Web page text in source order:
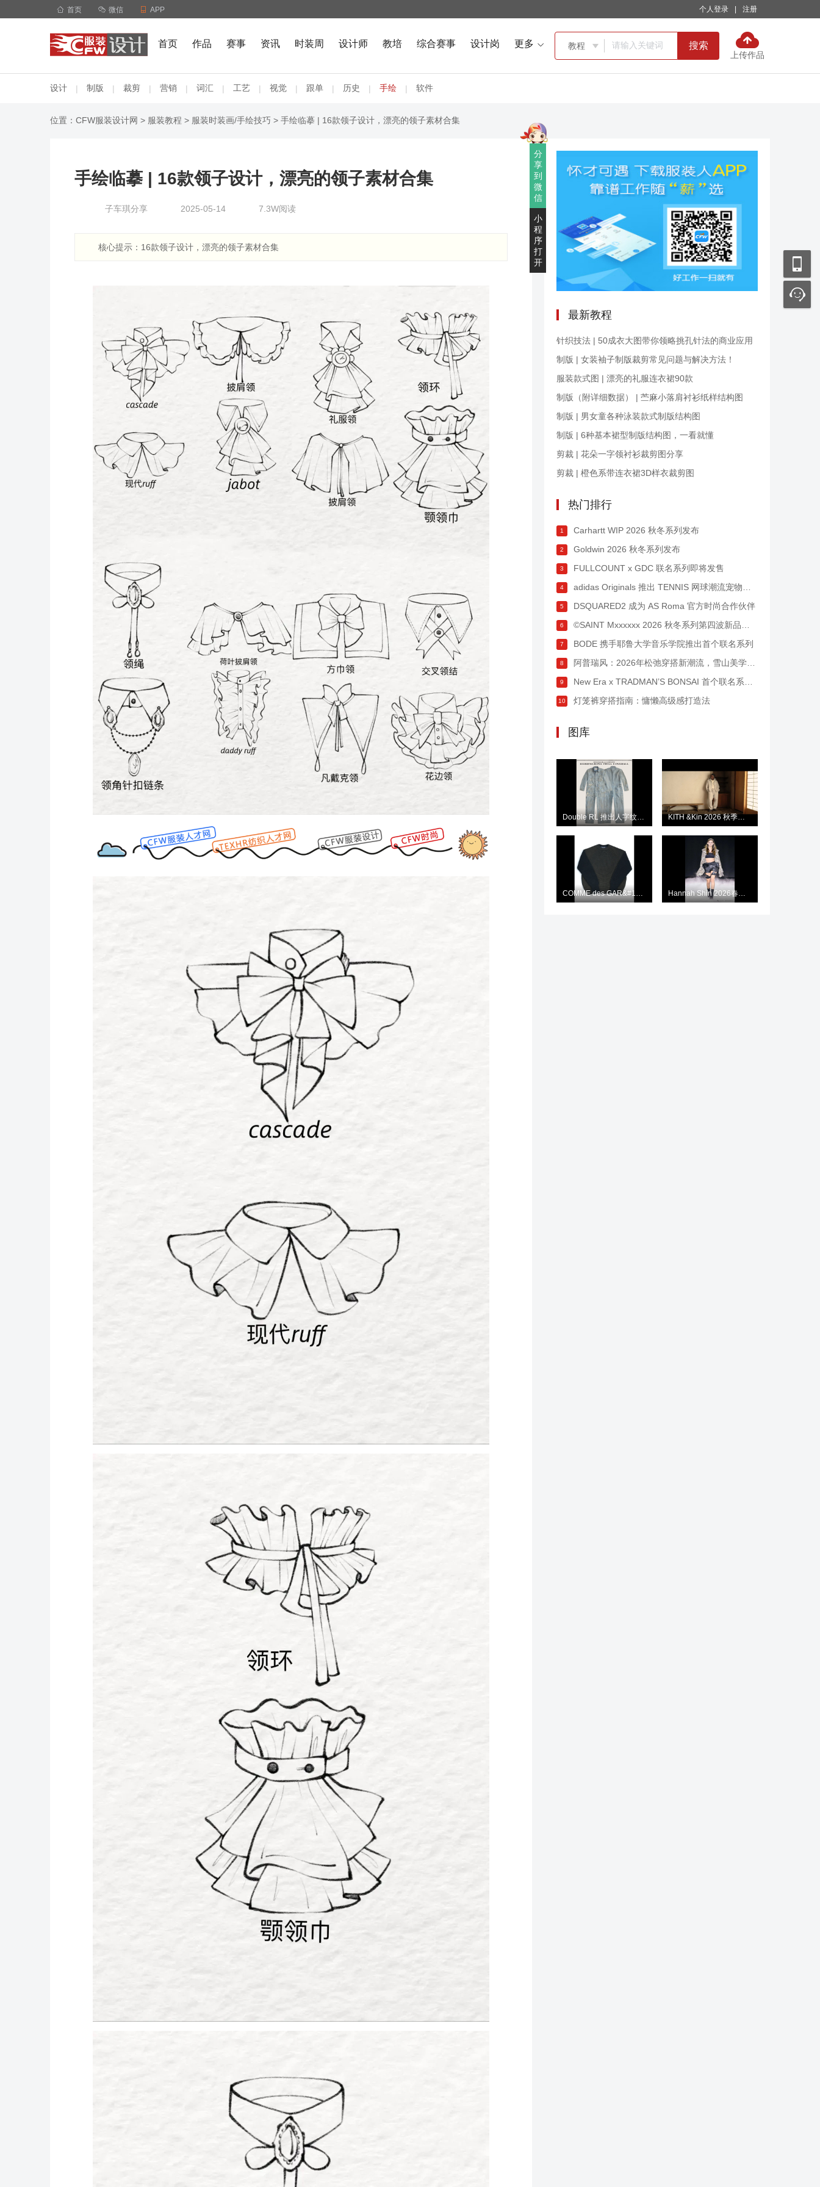
 首页  微信  APP 个人登录 注册
首页 作品 赛事 资讯 时装周 设计师 教培 综合赛事 设计岗 更多  教程  搜索
上传作品
设计 | 制版 | 裁剪 | 营销 | 词汇 | 工艺 | 视觉 | 跟单 | 历史 | 手绘 | 软件
位置： CFW服装设计网 > 服装教程 > 服装时装画/手绘技巧 > 手绘临摹 | 16款领子设计，漂亮的领子素材合集
分
享
到
微
信
小
程
序
打
开
手绘临摹 | 16款领子设计，漂亮的领子素材合集
子车琪分享 2025-05-14 7.3W阅读
核心提示：16款领子设计，漂亮的领子素材合集
最新教程
针织技法 | 50成衣大图带你领略挑孔针法的商业应用
制版 | 女装袖子制版裁剪常见问题与解决方法！
服装款式图 | 漂亮的礼服连衣裙90款
制版（附详细数据） | 苎麻小落肩衬衫纸样结构图
制版 | 男女童各种泳装款式制版结构图
制版 | 6种基本裙型制版结构图，一看就懂
剪裁 | 花朵一字领衬衫裁剪图分享
剪裁 | 橙色系带连衣裙3D样衣裁剪图
热门排行
1 Carhartt WIP 2026 秋冬系列发布
2 Goldwin 2026 秋冬系列发布
3 FULLCOUNT x GDC 联名系列即将发售
4 adidas Originals 推出 TENNIS 网球潮流宠物系列
5 DSQUARED2 成为 AS Roma 官方时尚合作伙伴
6 ©SAINT Mxxxxxx 2026 秋冬系列第四波新品发布
7 BODE 携手耶鲁大学音乐学院推出首个联名系列
8 阿普瑞风：2026年松弛穿搭新潮流，雪山美学与反差混搭的都市演绎
9 New Era x TRADMAN’S BONSAI 首个联名系列登场
10 灯笼裤穿搭指南：慵懒高级感打造法
图库
Double RL 推出人字纹斜纹布连体工装裤 KITH &Kin 2026 秋季系列发布
COMME des GAR&#199;ONS HOMME 携手 BATONER 推出首次联名系列 Hannah Shin 2026春夏系列：可持续时尚与先锋设计的融合